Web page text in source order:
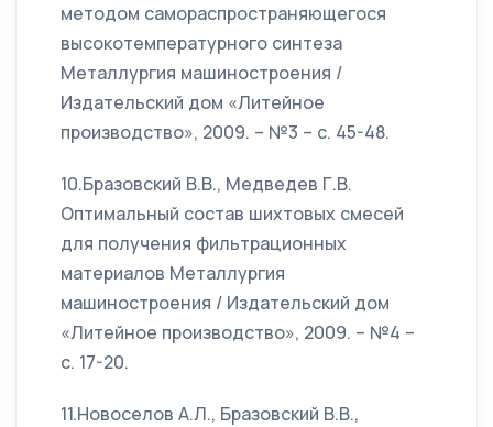
методом самораспространяющегося
высокотемпературного синтеза
Металлургия машиностроения /
Издательский дом «Литейное
производство», 2009. – №3 – с. 45-48.
10.Бразовский В.В., Медведев Г.В.
Оптимальный состав шихтовых смесей
для получения фильтрационных
материалов Металлургия
машиностроения / Издательский дом
«Литейное производство», 2009. – №4 –
с. 17-20.
11.Новоселов А.Л., Бразовский В.В.,